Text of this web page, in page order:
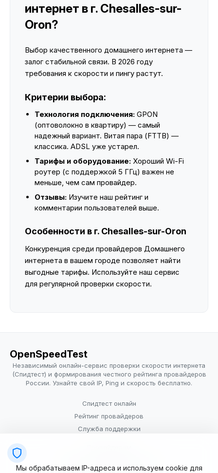
интернет в г. Chesalles-sur-
Oron?
Выбор качественного домашнего интернета —
залог стабильной связи. В 2026 году
требования к скорости и пингу растут.
Критерии выбора:
Технология подключения: GPON
(оптоволокно в квартиру) — самый
надежный вариант. Витая пара (FTTB) —
классика. ADSL уже устарел.
Тарифы и оборудование: Хороший Wi-Fi
роутер (с поддержкой 5 ГГц) важен не
меньше, чем сам провайдер.
Отзывы: Изучите наш рейтинг и
комментарии пользователей выше.
Особенности в г. Chesalles-sur-Oron
Конкуренция среди провайдеров Домашнего
интернета в вашем городе позволяет найти
выгодные тарифы. Используйте наш сервис
для регулярной проверки скорости.
OpenSpeedTest
Независимый онлайн-сервис проверки скорости интернета
(Спидтест) и формирования честного рейтинга провайдеров
России. Узнайте свой IP, Ping и скорость бесплатно.
Спидтест онлайн
Рейтинг провайдеров
Служба поддержки
Мы обрабатываем IP-адреса и используем cookie для